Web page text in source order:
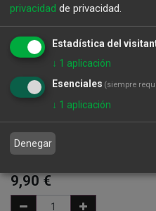
Calabacín Relleno
250 g
Peso: 250g - Precio x Kg: 32,56 €
CJ-0490 - 8413940010022 -
- Marca: Rosara
9,90€
privacidad de privacidad.
Estadística del
↓ 1 aplicación
Esenciales (siempre
↓ 1 aplicación
Denegar